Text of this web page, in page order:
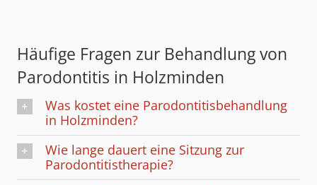
Häufige Fragen zur Behandlung von
Parodontitis in Holzminden
Was kostet eine Parodontitisbehandlung
in Holzminden?
Wie lange dauert eine Sitzung zur
Parodontitistherapie?